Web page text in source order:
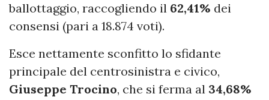
ballottaggio, raccogliendo il 62,41% dei
consensi (pari a 18.874 voti).
Esce nettamente sconfitto lo sfidante
principale del centrosinistra e civico,
Giuseppe Trocino, che si ferma al 34,68%